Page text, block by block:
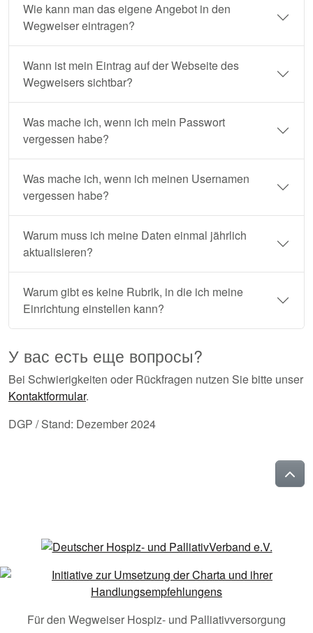
Wie kann man das eigene Angebot in den
Wegweiser eintragen?
Wann ist mein Eintrag auf der Webseite des
Wegweisers sichtbar?
Was mache ich, wenn ich mein Passwort
vergessen habe?
Was mache ich, wenn ich meinen Usernamen
vergessen habe?
Warum muss ich meine Daten einmal jährlich
aktualisieren?
Warum gibt es keine Rubrik, in die ich meine
Einrichtung einstellen kann?
У вас есть еще вопросы?
Bei Schwierigkeiten oder Rückfragen nutzen Sie bitte unser
Kontaktformular.
DGP / Stand: Dezember 2024
Für den Wegweiser Hospiz- und Palliativversorgung